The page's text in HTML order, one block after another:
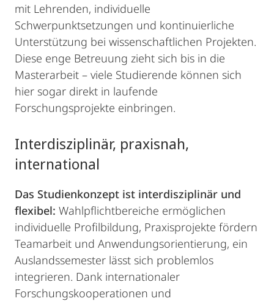
mit Lehrenden, individuelle
Schwerpunktsetzungen und kontinuierliche
Unterstützung bei wissenschaftlichen Projekten.
Diese enge Betreuung zieht sich bis in die
Masterarbeit – viele Studierende können sich
hier sogar direkt in laufende
Forschungsprojekte einbringen.
Interdisziplinär, praxisnah,
international
Das Studienkonzept ist interdisziplinär und
flexibel: Wahlpflichtbereiche ermöglichen
individuelle Profilbildung, Praxisprojekte fördern
Teamarbeit und Anwendungsorientierung, ein
Auslandssemester lässt sich problemlos
integrieren. Dank internationaler
Forschungskooperationen und